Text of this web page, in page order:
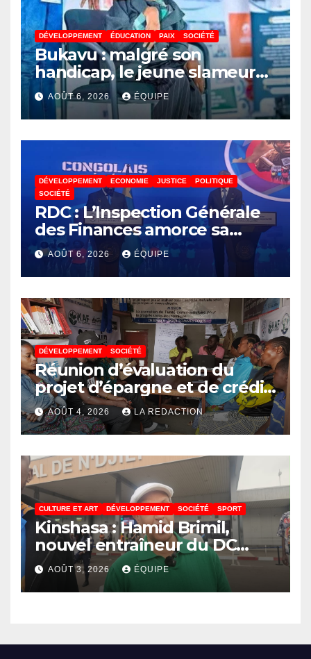
DÉVELOPPEMENT ÉDUCATION PAIX SOCIÉTÉ
Bukavu : malgré son
handicap, le jeune slameur
Akonkwa Kenyata Bernard
lance un appel à la solidarité
pour poursuivre ses études
AOÛT 6, 2026 ÉQUIPE
DÉVELOPPEMENT ECONOMIE JUSTICE
POLITIQUE
SOCIÉTÉ
RDC : L’Inspection Générale
des Finances amorce sa
révolution numérique pour
un contrôle permanent des
finances publiques
AOÛT 6, 2026 ÉQUIPE
DÉVELOPPEMENT SOCIÉTÉ
Réunion d’évaluation du
projet d’épargne et de crédit
de JIRANI MSAADA Asbl : des
résultats encourageants et
une expansion annoncée
AOÛT 4, 2026 LA REDACTION
CULTURE ET ART DÉVELOPPEMENT SOCIÉTÉ SPORT
Kinshasa : Hamid Brimil,
nouvel entraîneur du DC
Virunga sur place, cap sur les
préparatifs de la Coupe de la
Confédération de la CAF
AOÛT 3, 2026 ÉQUIPE